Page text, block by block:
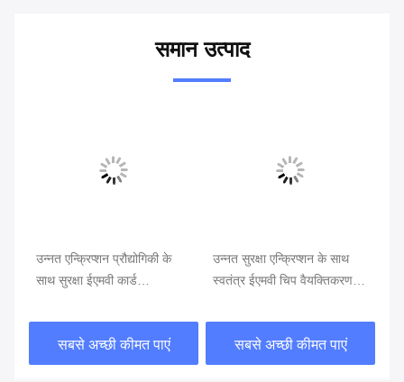
समान उत्पाद
उन्नत एन्क्रिप्शन प्रौद्योगिकी के
साथ सुरक्षा ईएमवी कार्ड
सबसे अच्छी कीमत पाएं
उन्नत सुरक्षा एन्क्रिप्शन के साथ
स्वतंत्र ईएमवी चिप वैयक्तिकरण
सबसे अच्छी कीमत पाएं